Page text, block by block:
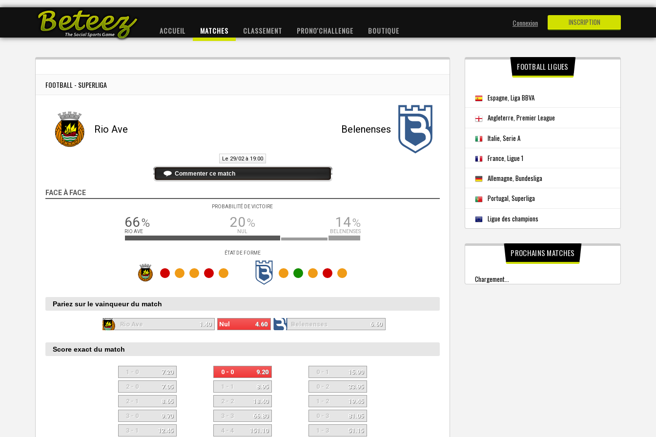
ACCUEIL MATCHES CLASSEMENT PRONO'CHALLENGE BOUTIQUE
Connexion INSCRIPTION
FOOTBALL - SUPERLIGA
Rio Ave Belenenses
Le 29/02 à 19:00
Commenter ce match
FACE À FACE
PROBABILITÉ DE VICTOIRE
66%
RIO AVE
20%
NUL
14%
BELENENSES
ÉTAT DE FORME
Pariez sur le vainqueur du match
Rio Ave 1.40 Nul 4.60 Belenenses 6.60
Score exact du match
1 - 0
7.20
2 - 0
7.05
2 - 1
8.65
3 - 0
9.70
3 - 1
12.45
0 - 0
9.20
1 - 1
8.95
2 - 2
18.40
3 - 3
66.80
4 - 4
151.10
0 - 1
15.90
0 - 2
33.95
1 - 2
19.45
0 - 3
81.05
1 - 3
51.15
FOOTBALL LIGUES
Espagne, Liga BBVA
Angleterre, Premier League
Italie, Serie A
France, Ligue 1
Allemagne, Bundesliga
Portugal, Superliga
Ligue des champions
PROCHAINS MATCHES
Chargement...